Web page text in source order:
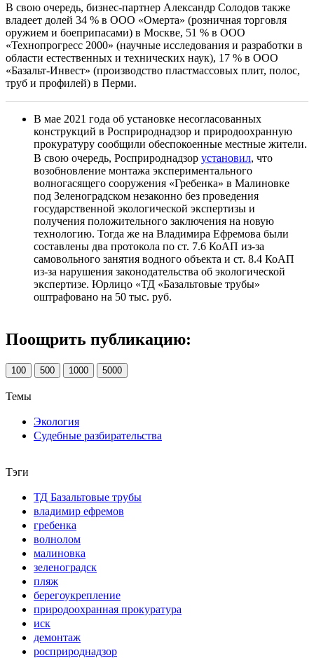
В свою очередь, бизнес-партнер Александр Солодов также
владеет долей 34 % в ООО «Омерта» (розничная торговля
оружием и боеприпасами) в Москве, 51 % в ООО
«Технопрогресс 2000» (научные исследования и разработки в
области естественных и технических наук), 17 % в ООО
«Базальт-Инвест» (производство пластмассовых плит, полос,
труб и профилей) в Перми.
В мае 2021 года об установке несогласованных
конструкций в Росприроднадзор и природоохранную
прокуратуру сообщили обеспокоенные местные жители.
В свою очередь, Росприроднадзор установил, что
возобновление монтажа экспериментального
волногасящего сооружения «Гребенка» в Малиновке
под Зеленоградском незаконно без проведения
государственной экологической экспертизы и
получения положительного заключения на новую
технологию. Тогда же на Владимира Ефремова были
составлены два протокола по ст. 7.6 КоАП из-за
самовольного занятия водного объекта и ст. 8.4 КоАП
из-за нарушения законодательства об экологической
экспертизе. Юрлицо «ТД «Базальтовые трубы»
оштрафовано на 50 тыс. руб.
Поощрить публикацию:
100 500 1000 5000
Темы
Экология
Судебные разбирательства
Тэги
ТД Базальтовые трубы
владимир ефремов
гребенка
волнолом
малиновка
зеленоградск
пляж
берегоукрепление
природоохранная прокуратура
иск
демонтаж
росприроднадзор